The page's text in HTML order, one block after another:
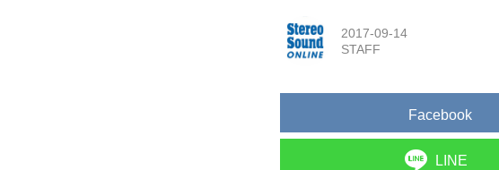
2017-09-14
STAFF
Facebook
LINE